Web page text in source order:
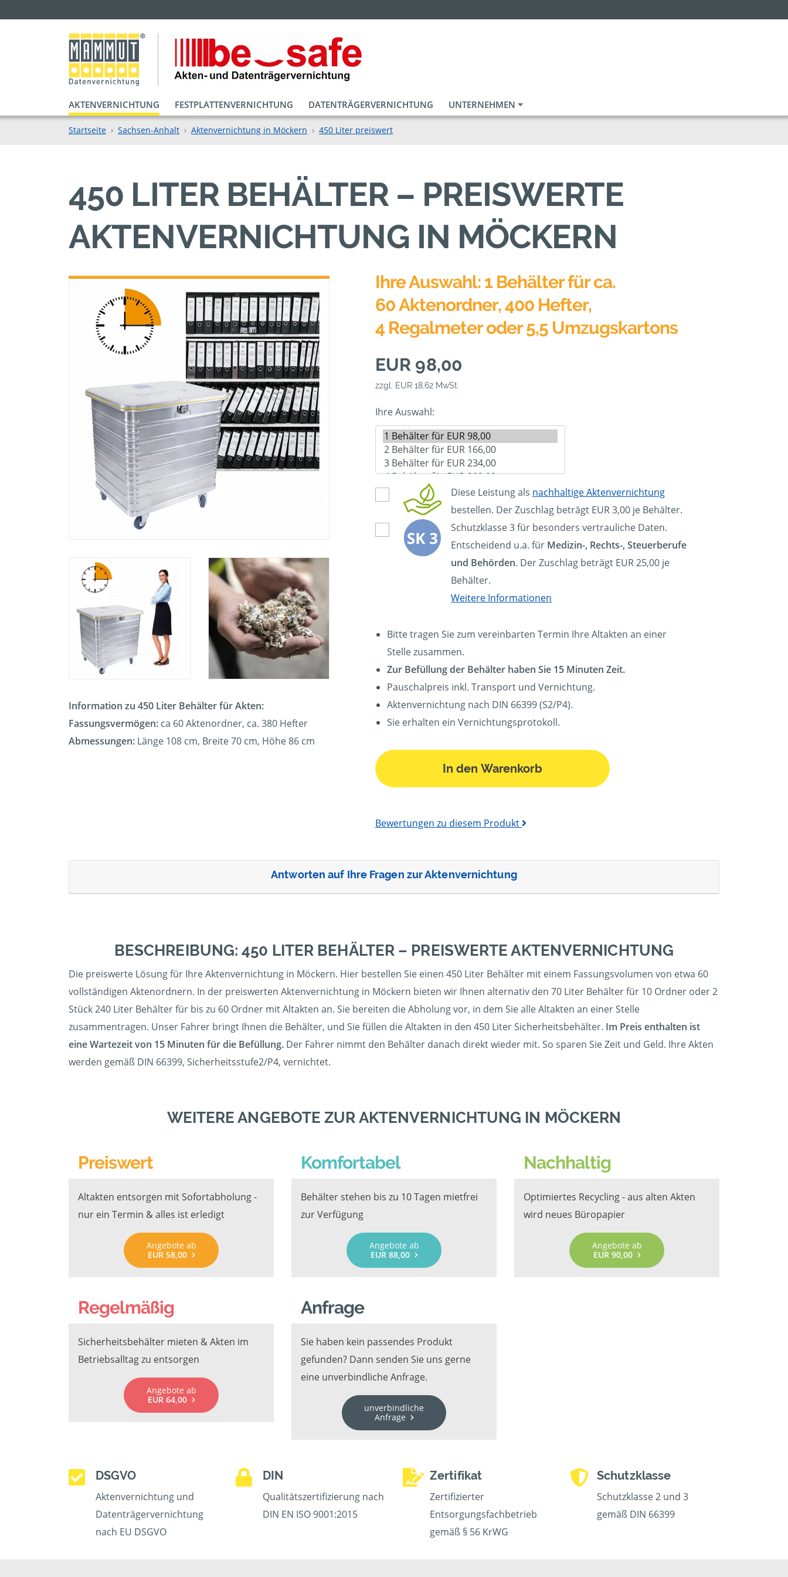
AKTENVERNICHTUNG FESTPLATTENVERNICHTUNG DATENTRÄGERVERNICHTUNG UNTERNEHMEN
Startseite Sachsen-Anhalt Aktenvernichtung in Möckern 450 Liter preiswert
450 LITER BEHÄLTER – PREISWERTE
AKTENVERNICHTUNG IN MÖCKERN
Information zu 450 Liter Behälter für Akten:
Fassungsvermögen: ca 60Aktenordner, ca. 380 Hefter
Abmessungen: Länge 108 cm, Breite 70 cm, Höhe 86 cm
Ihre Auswahl: 1 Behälter für ca.
60 Aktenordner, 400 Hefter,
4 Regalmeter oder 5,5 Umzugskartons
EUR 98,00
zzgl. EUR 18,62 MwSt.
Ihre Auswahl:
Diese Leistung als nachhaltige Aktenvernichtung
bestellen. Der Zuschlag beträgt EUR 3,00 je Behälter.
Schutzklasse 3 für besonders vertrauliche Daten.
Entscheidend u.a. für Medizin-, Rechts-, Steuerberufe
und Behörden. Der Zuschlag beträgt EUR 25,00 je
Behälter.
Weitere Informationen
Bitte tragen Sie zum vereinbarten Termin Ihre Altakten an einer
Stelle zusammen.
Zur Befüllung der Behälter haben Sie 15 Minuten Zeit.
Pauschalpreis inkl. Transport und Vernichtung.
Aktenvernichtung nach DIN 66399 (S2/P4).
Sie erhalten ein Vernichtungsprotokoll.
In den Warenkorb
Bewertungen zu diesem Produkt
Antworten auf Ihre Fragen zur Aktenvernichtung
BESCHREIBUNG: 450 LITER BEHÄLTER – PREISWERTE AKTENVERNICHTUNG
Die preiswerte Lösung für Ihre Aktenvernichtung in Möckern. Hier bestellen Sie einen 450 Liter Behälter mit einem Fassungsvolumen von etwa 60
vollständigen Aktenordnern. In der preiswerten Aktenvernichtung in Möckern bieten wir Ihnen alternativ den 70 Liter Behälter für 10 Ordner oder 2
Stück 240 Liter Behälter für bis zu 60 Ordner mit Altakten an. Sie bereiten die Abholung vor, in dem Sie alle Altakten an einer Stelle
zusammentragen. Unser Fahrer bringt Ihnen die Behälter, und Sie füllen die Altakten in den 450 Liter Sicherheitsbehälter. Im Preis enthalten ist
eine Wartezeit von 15 Minuten für die Befüllung. Der Fahrer nimmt den Behälter danach direkt wieder mit. So sparen Sie Zeit und Geld. Ihre Akten
werden gemäß DIN 66399, Sicherheitsstufe2/P4, vernichtet.
WEITERE ANGEBOTE ZUR AKTENVERNICHTUNG IN MÖCKERN
Preiswert
Altakten entsorgen mit Sofortabholung -
nur ein Termin & alles ist erledigt
Angebote ab
EUR 58,00
Komfortabel
Behälter stehen bis zu 10 Tagen mietfrei
zur Verfügung
Angebote ab
EUR 88,00
Nachhaltig
Optimiertes Recycling - aus alten Akten
wird neues Büropapier
Angebote ab
EUR 90,00
Regelmäßig
Sicherheitsbehälter mieten & Akten im
Betriebsalltag zu entsorgen
Angebote ab
EUR 64,00
Anfrage
Sie haben kein passendes Produkt
gefunden? Dann senden Sie uns gerne
eine unverbindliche Anfrage.
unverbindliche
Anfrage
DSGVO
Aktenvernichtung und
Datenträgervernichtung
nach EU DSGVO
DIN
Qualitätszertifizierung nach
DIN EN ISO 9001:2015
Zertifikat
Zertifizierter
Entsorgungsfachbetrieb
gemäß § 56 KrWG
Schutzklasse
Schutzklasse 2 und 3
gemäß DIN 66399